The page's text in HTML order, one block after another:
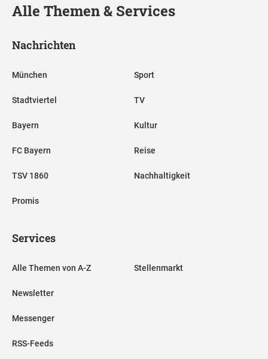
Alle Themen & Services
Nachrichten
München
Stadtviertel
Bayern
FC Bayern
TSV 1860
Promis
Sport
TV
Kultur
Reise
Nachhaltigkeit
Services
Alle Themen von A-Z
Newsletter
Messenger
RSS-Feeds
Stellenmarkt